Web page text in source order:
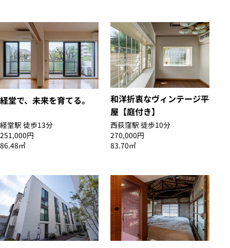
経堂で、未来を育てる。
経堂駅 徒歩13分
251,000円
86.48㎡
和洋折衷なヴィンテージ平
屋【庭付き】
西荻窪駅 徒歩10分
270,000円
83.70㎡